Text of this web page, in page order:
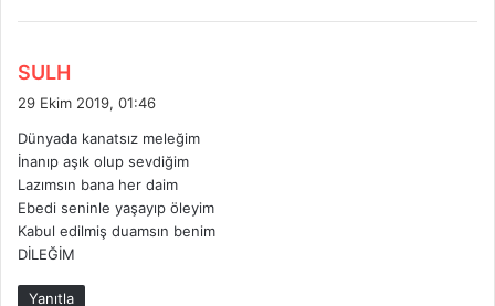
SULH
e
i
k
i
29 Ekim 2019, 01:46
Dünyada kanatsız meleğim
İnanıp aşık olup sevdiğim
Lazımsın bana her daim
Ebedi seninle yaşayıp öleyim
Kabul edilmiş duamsın benim
DİLEĞİM
Yanıtla